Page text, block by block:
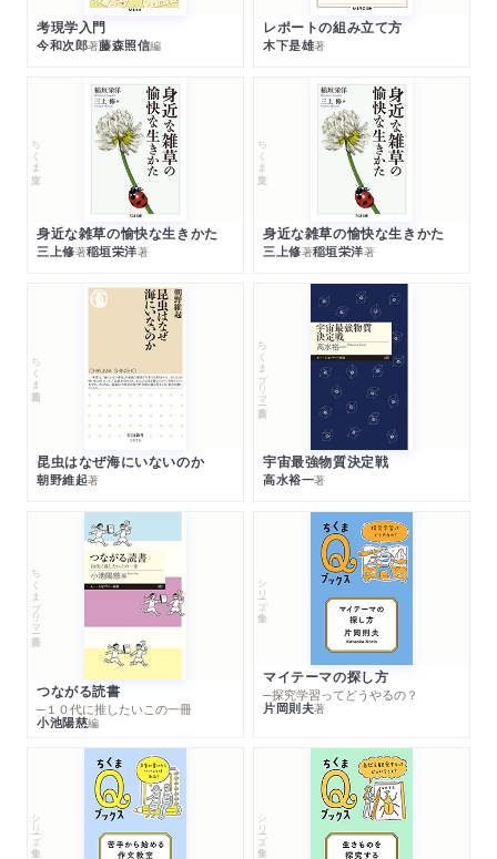
考現学入門
今和次郎著藤森照信編
レポートの組み立て方
木下是雄著
ちくま文庫
身近な雑草の愉快な生きかた
三上修著稲垣栄洋著
ちくま文庫
身近な雑草の愉快な生きかた
三上修著稲垣栄洋著
ちくま新書
昆虫はなぜ海にいないのか
朝野維起著
ちくまプリマー新書
宇宙最強物質決定戦
高水裕一著
ちくまプリマー新書
つながる読書
─１０代に推したいこの一冊
小池陽慈編
シリーズ・全集
マイテーマの探し方
─探究学習ってどうやるの？
片岡則夫著
シリーズ・全集 シリーズ・全集